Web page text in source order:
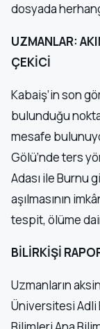
dosyada
UZMANLAR:
ÇEKİCİ
Kabaiş’in son
bulunduğu
mesafe
Gölü’nde ters
Adası ile Burnu
aşılmasının
tespit, ölüme
BİLİRKİŞİ
Uzmanların
Üniversitesi Adli